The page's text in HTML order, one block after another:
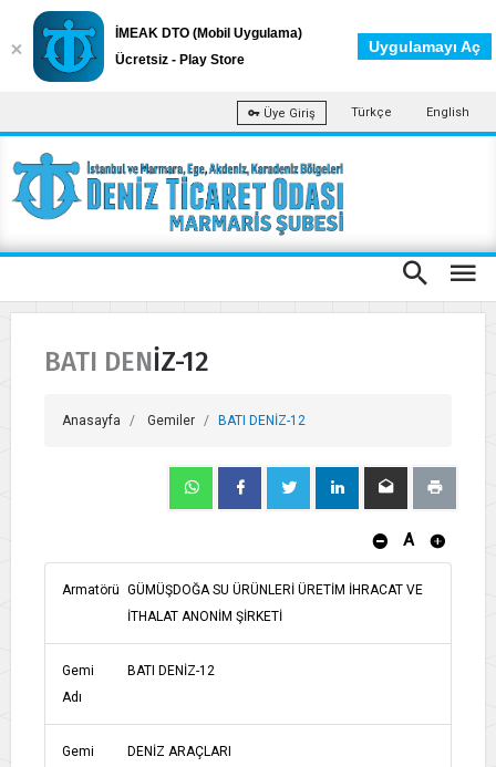
Üye Giriş Türkçe English
BATI DENİZ-12
Anasayfa Gemiler BATI DENİZ-12
A
Armatörü GÜMÜŞDOĞA SU ÜRÜNLERİ ÜRETİM İHRACAT VE
İTHALAT ANONİM ŞİRKETİ
Gemi
Adı
BATI DENİZ-12
Gemi
DENİZ ARAÇLARI
İMEAK DTO (Mobil Uygulama)
Ücretsiz - Play Store
Uygulamayı Aç